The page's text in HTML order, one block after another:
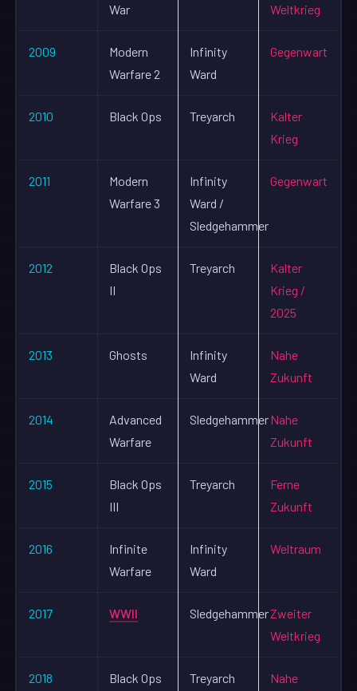
War Weltkrieg
2009
Modern
Warfare 2
Infinity
Ward
Gegenwart
2010 Black Ops Treyarch
Kalter
Krieg
2011
Modern
Warfare 3
Infinity
Ward /
Sledgehammer
Gegenwart
2012
Black Ops
II
Treyarch
Kalter
Krieg /
2025
2013 Ghosts
Infinity
Ward
Nahe
Zukunft
2014
Advanced
Warfare
SledgehammerNahe
Zukunft
2015
Black Ops
III
Treyarch
Ferne
Zukunft
2016
Infinite
Warfare
Infinity
Ward
Weltraum
2017 WWII SledgehammerZweiter
Weltkrieg
2018
Black Ops
Treyarch
Nahe